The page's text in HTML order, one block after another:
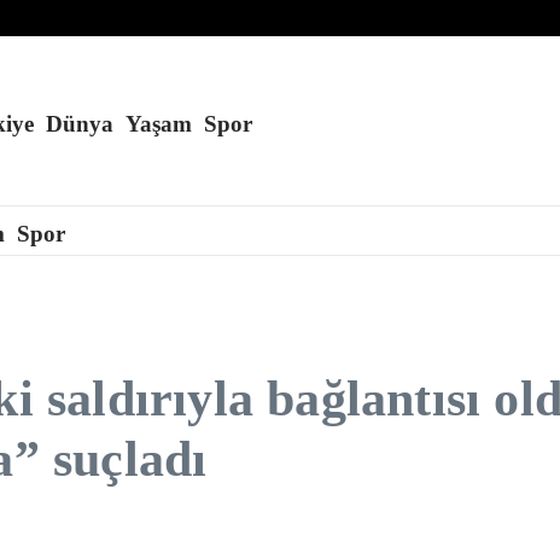
öne sürüldü
Dünya Yaşam Spor
Spor
bağlantısı
suçladı